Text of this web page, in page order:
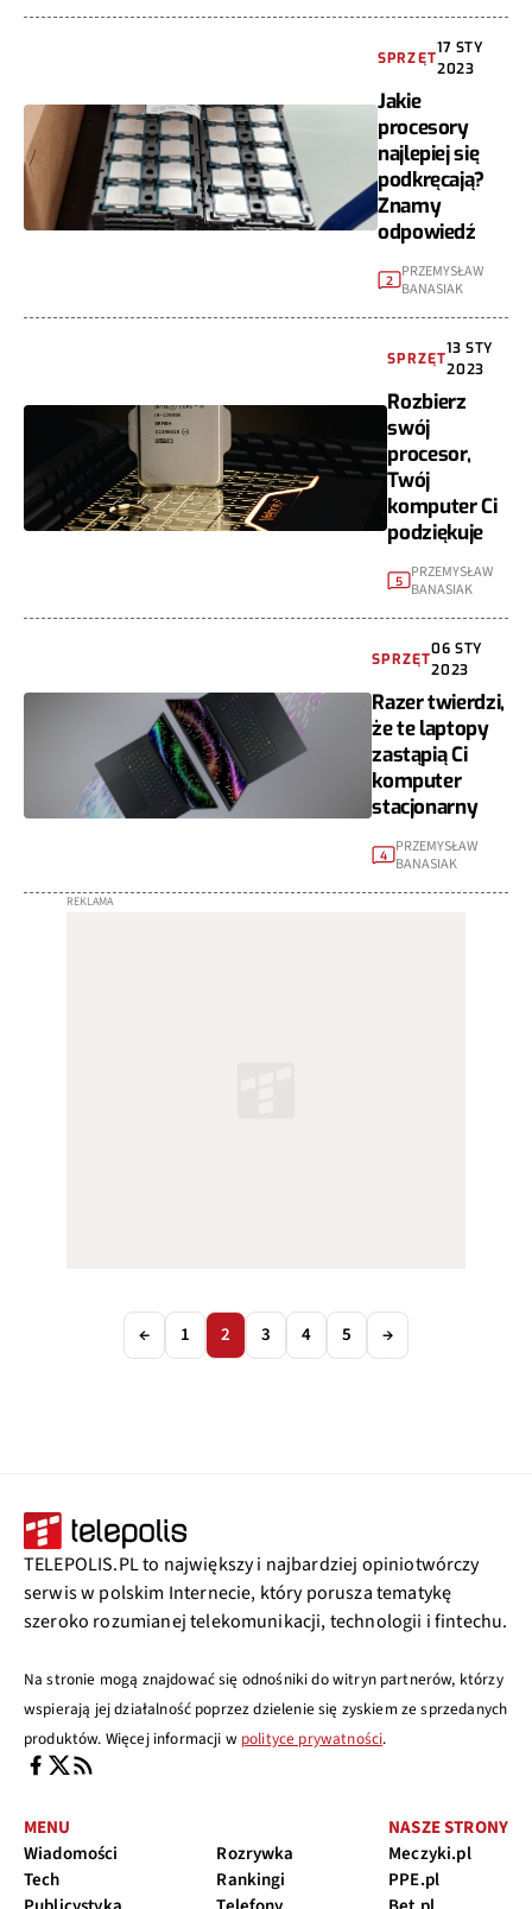
SPRZĘT
17 STY
2023
Jakie
procesory
najlepiej się
podkręcają?
Znamy
odpowiedź
2 PRZEMYSŁAW
BANASIAK
SPRZĘT
13 STY
2023
Rozbierz
swój
procesor,
Twój
komputer Ci
podziękuje
5
PRZEMYSŁAW
BANASIAK
SPRZĘT
06 STY
2023
Razer twierdzi,
że te laptopy
zastąpią Ci
komputer
stacjonarny
4
PRZEMYSŁAW
BANASIAK
← 1 2 3 4 5 →
TELEPOLIS.PL to największy i najbardziej opiniotwórczy
serwis w polskim Internecie, który porusza tematykę
szeroko rozumianej telekomunikacji, technologii i fintechu.
Na stronie mogą znajdować się odnośniki do witryn partnerów, którzy
wspierają jej działalność poprzez dzielenie się zyskiem ze sprzedanych
produktów. Więcej informacji w polityce prywatności.
MENU
Wiadomości
Tech
Rozrywka
Rankingi
NASZE STRONY
Meczyki.pl
PPE.pl